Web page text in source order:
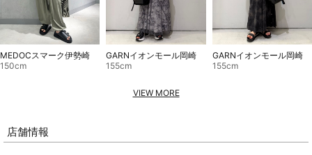
MEDOCスマーク伊勢崎
150cm
GARNイオンモール岡崎
155cm
GARNイオンモール岡崎
155cm
VIEW MORE
店舗情報